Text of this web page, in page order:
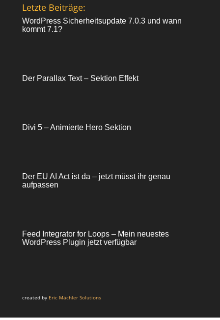
Letzte Beiträge:
WordPress Sicherheitsupdate 7.0.3 und wann
kommt 7.1?
Der Parallax Text – Sektion Effekt
Divi 5 – Animierte Hero Sektion
Der EU AI Act ist da – jetzt müsst ihr genau
aufpassen
Feed Integrator for Loops – Mein neuestes
WordPress Plugin jetzt verfügbar
created by Eric Mächler Solutions